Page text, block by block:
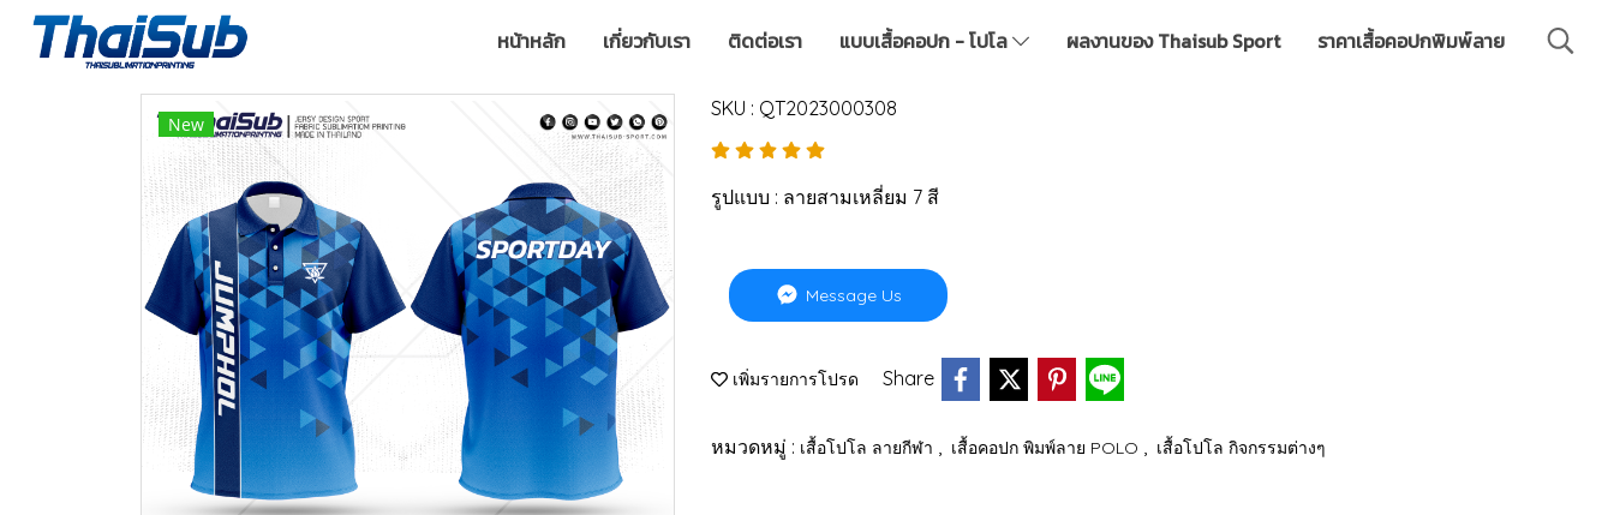
หน้าหลัก เกี่ยวกับเรา ติดต่อเรา แบบเสื้อคอปก - โปโล ผลงานของ Thaisub Sport ราคาเสื้อคอปกพิมพ์ลาย
New
SKU : QT2023000308
รูปแบบ : ลายสามเหลี่ยม 7 สี
Message Us
เพิ่มรายการโปรด Share
หมวดหมู่ : เสื้อโปโล ลายกีฬา เสื้อคอปก พิมพ์ลาย POLO เสื้อโปโล กิจกรรมต่างๆ